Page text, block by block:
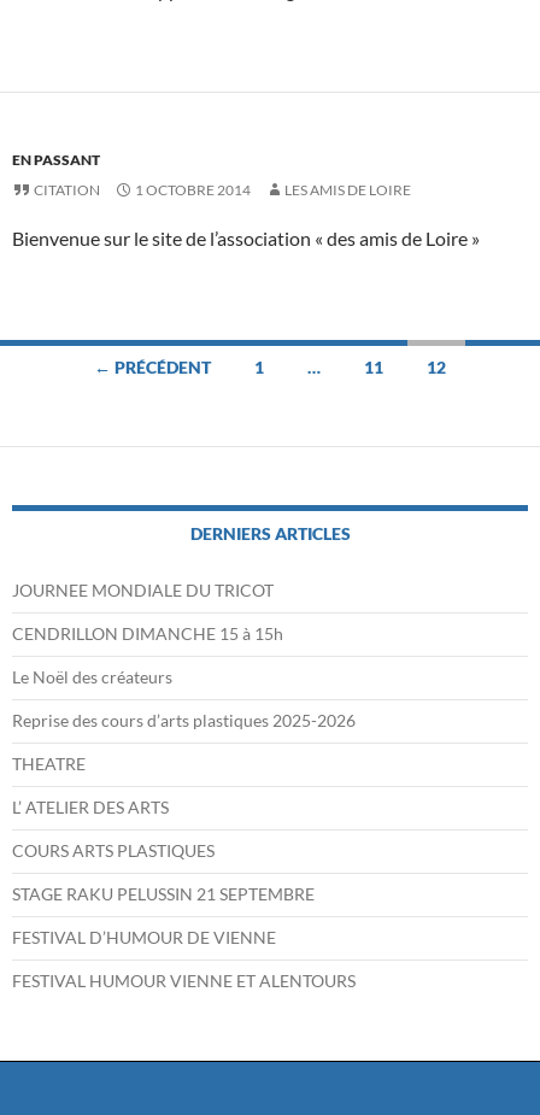
EN PASSANT
CITATION
1 OCTOBRE 2014 LES AMIS DE LOIRE
Bienvenue sur le site de l’association « des amis de Loire »
Navigation
articles
← PRÉCÉDENT 1 … 11 12
DERNIERS ARTICLES
JOURNEE MONDIALE DU TRICOT
CENDRILLON DIMANCHE 15 à 15h
Le Noël des créateurs
Reprise des cours d’arts plastiques 2025-2026
THEATRE
L’ ATELIER DES ARTS
COURS ARTS PLASTIQUES
STAGE RAKU PELUSSIN 21 SEPTEMBRE
FESTIVAL D’HUMOUR DE VIENNE
FESTIVAL HUMOUR VIENNE ET ALENTOURS